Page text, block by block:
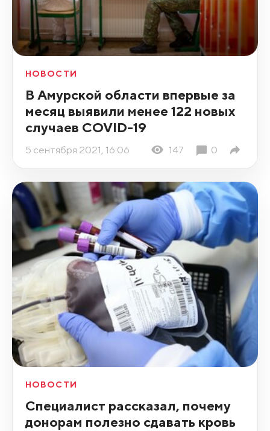
НОВОСТИ
В Амурской области впервые за
месяц выявили менее 122 новых
случаев COVID-19
5 сентября 2021, 16:06 147 0
НОВОСТИ
Специалист рассказал, почему
донорам полезно сдавать кровь